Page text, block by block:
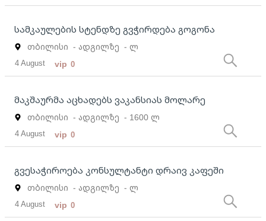
სამკაულების სტენდზე გვჭირდება გოგონა
თბილისი - ადგილზე - ლ
4 August vip 0
მაკშაურმა აცხადებს ვაკანსიას მოლარე
თბილისი - ადგილზე - 1600 ლ
4 August vip 0
გვესაჭიროება კონსულტანტი დრაივ კაფეში
თბილისი - ადგილზე - ლ
4 August vip 0